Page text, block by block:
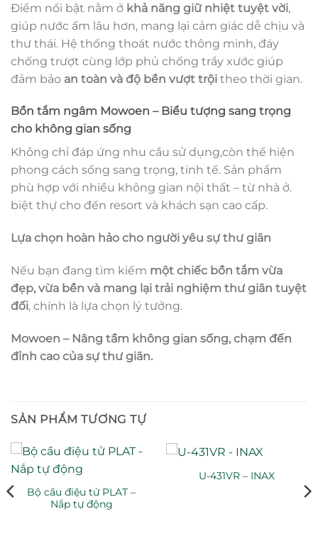
Điểm nổi bật nằm ở khả năng giữ nhiệt tuyệt vời,
giúp nước ấm lâu hơn, mang lại cảm giác dễ chịu và
thư thái. Hệ thống thoát nước thông minh, đáy
chống trượt cùng lớp phủ chống trầy xước giúp
đảm bảo an toàn và độ bền vượt trội theo thời gian.
Bồn tắm ngâm Mowoen – Biểu tượng sang trọng
cho không gian sống
Không chỉ đáp ứng nhu cầu sử dụng,còn thể hiện
phong cách sống sang trọng, tinh tế. Sản phẩm
phù hợp với nhiều không gian nội thất – từ nhà ở.
biệt thự cho đến resort và khách sạn cao cấp.
Lựa chọn hoàn hảo cho người yêu sự thư giãn
Nếu bạn đang tìm kiếm một chiếc bồn tắm vừa
đẹp, vừa bền và mang lại trải nghiệm thư giãn tuyệt
đối, chính là lựa chọn lý tưởng.
Mowoen – Nâng tầm không gian sống, chạm đến
đỉnh cao của sự thư giãn.
SẢN PHẨM TƯƠNG TỰ
Bộ cầu điệu tử PLAT –
Nắp tự động
U-431VR – INAX